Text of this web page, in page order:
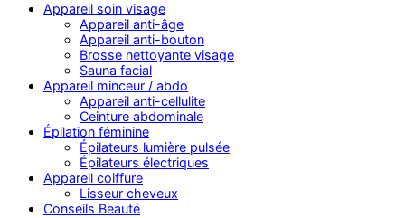
Appareil soin visage
Appareil anti-âge
Appareil anti-bouton
Brosse nettoyante visage
Sauna facial
Appareil minceur / abdo
Appareil anti-cellulite
Ceinture abdominale
Épilation féminine
Épilateurs lumière pulsée
Épilateurs électriques
Appareil coiffure
Lisseur cheveux
Conseils Beauté